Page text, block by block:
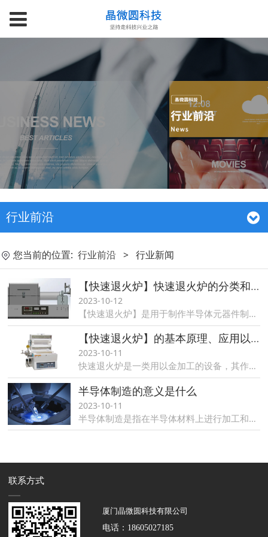
行业前沿
您当前的位置: 行业前沿 > 行业新闻
【快速退火炉】快速退火炉的分类和优势
2023-10-12
【快速退火炉】是用于制作半导体元器件制作工艺，主要包括加热多个半导体晶片以影响它们电性能。热处理是为了不同的需求而设计。能够加热晶片以激活掺杂剂，将薄膜转换成薄膜或晶片衬底界面，密集沉积薄膜，更改生长薄膜的状态.....
【快速退火炉】的基本原理、应用以及未来发展趋势
2023-10-11
快速退火炉是一类用以金加工的设备，其作用是由加热和冷却来改变金的物理特性，在这篇文章中，我们将要探讨退火炉的基本原理、应用以及未来发展趋势....
半导体制造的意义是什么
2023-10-11
半导体制造是指在半导体材料上进行加工和处理的过程，以生产出各种电子元件和集成电路。半导体是现代电子产品的基础，广泛应用于通信、计算机、汽车、家电等领域......
联系方式
厦门晶微圆科技有限公司
电话： 18605027185